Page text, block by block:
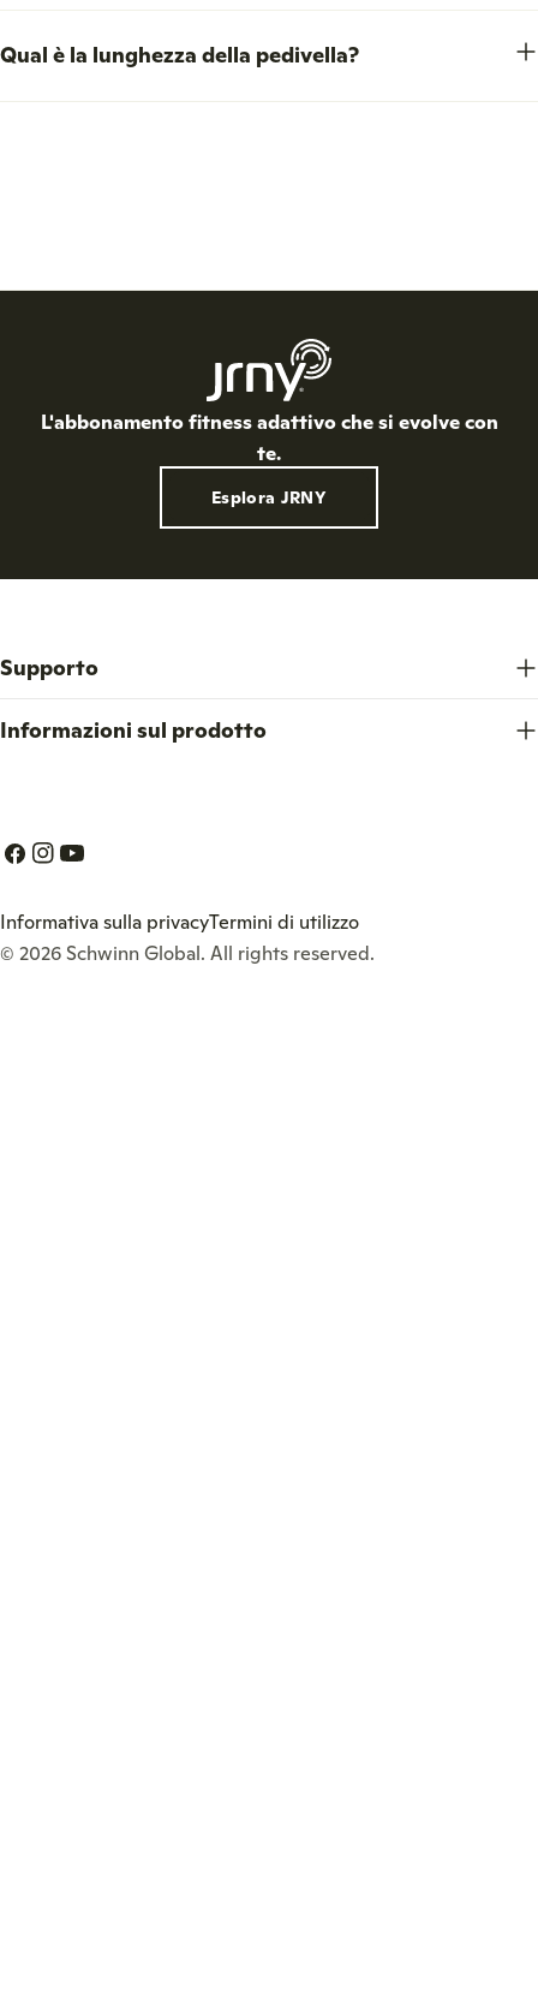
Qual è la lunghezza della pedivella?
L'abbonamento fitness adattivo che si evolve con
te.
Esplora JRNY
Supporto
Informazioni sul prodotto
Facebook
Instagram
Youtube
© 2026 Schwinn Global. All rights reserved.
Informativa sulla privacyTermini di utilizzo